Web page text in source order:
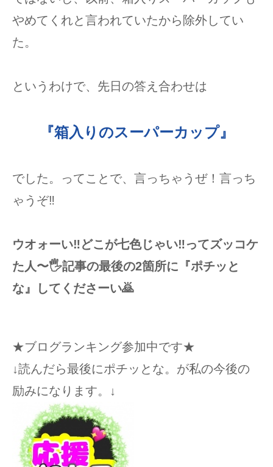
やめてくれと言われていたから除外してい
た。
というわけで、先日の答え合わせは
『箱入りのスーパーカップ』
でした。ってことで、言っちゃうぜ！言っち
ゃうぞ‼︎
ウオォーい‼︎どこが七色じゃい‼︎ってズッコケ
た人〜🖐️記事の最後の2箇所に『ポチッと
な』してくださーい🙇
★ブログランキング参加中です★
↓読んだら最後にポチッとな。が私の今後の
励みになります。↓